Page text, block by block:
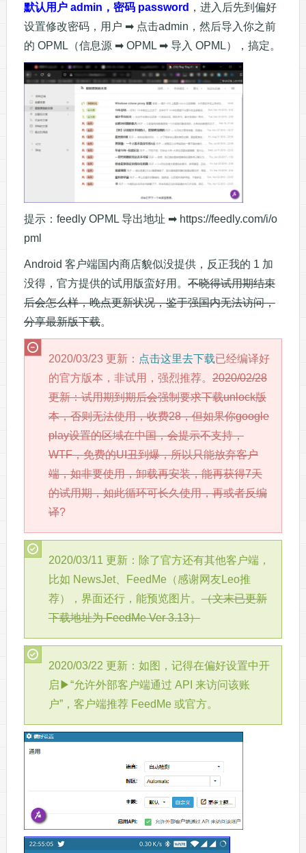
默认用户 admin，密码 password ，进入后先到偏好
设置修改密码，用户 ➡ 点击admin，然后导入你之前
的 OPML（信息源 ➡ OPML ➡ 导入 OPML），搞定。
提示：feedly OPML 导出地址 ➡ https://feedly.com/i/o
pml
Android 客户端国内商店貌似没提供，反正我的 1 加
没得，官方提供的试用版蛮好用。 不晓得试用期结束
后会怎么样，晚点更新状况，鉴于强国内无法访问，
分享最新版下载。
2020/03/23 更新： 点击这里去下载已经编译好
的官方版本，非试用，强烈推荐。 2020/02/28
更新：试用期到期后会强制要求下载unlock版
本，否则无法使用，收费28，但如果你google
play设置的区域在中国，会提示不支持，
WTF，免费的UI丑到爆，所以只能放弃客户
端，如非要使用，卸载再安装，能再获得7天
的试用期，如此循环可长久使用，再或者反编
译?
2020/03/11 更新：除了官方还有其他客户端，
比如 NewsJet、FeedMe（感谢网友Leo推
荐），界面还行，能预览图片。 （文末已更新
下载地址为 FeedMe Ver 3.13）
2020/03/22 更新：如图，记得在偏好设置中开
启▶“允许外部客户端通过 API 来访问该账
户”，客户端推荐 FeedMe 或官方。